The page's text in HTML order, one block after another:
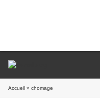
Accueil » chomage